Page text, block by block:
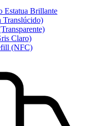
Estatua Brillante
Translúcido)
Claro)
(NFC)